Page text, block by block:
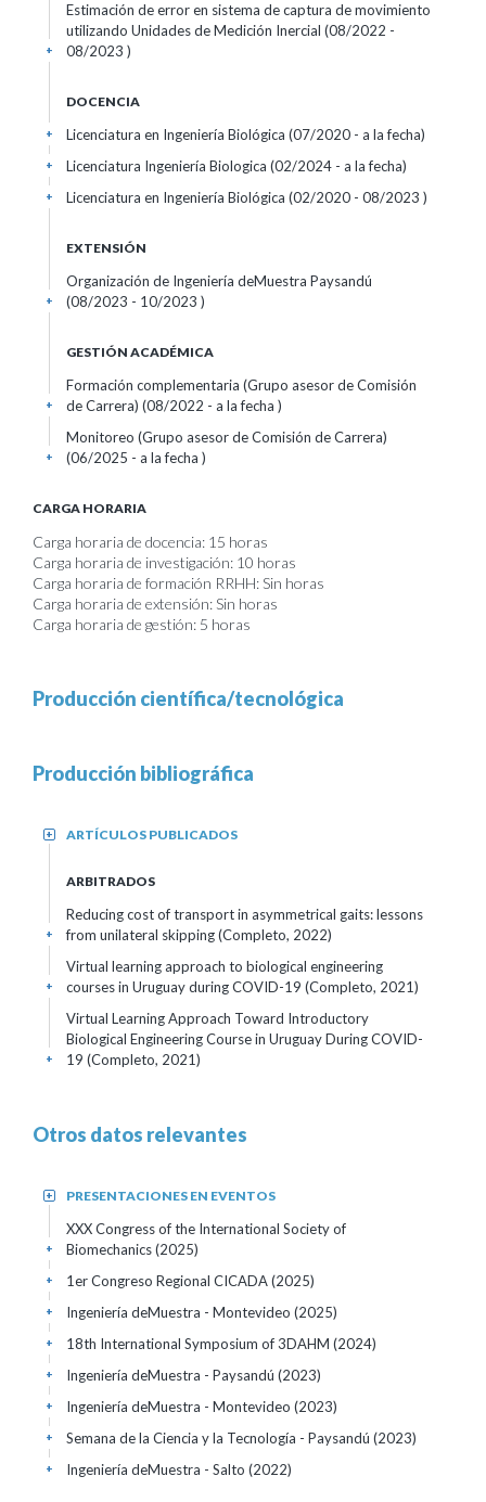
Estimación de error en sistema de captura de movimiento
utilizando Unidades de Medición Inercial (08/2022 -
08/2023 )
+
DOCENCIA
Licenciatura en Ingeniería Biológica (07/2020 - a la fecha)
+
Licenciatura Ingeniería Biologica (02/2024 - a la fecha)
+
Licenciatura en Ingeniería Biológica (02/2020 - 08/2023 )
+
EXTENSIÓN
Organización de Ingeniería deMuestra Paysandú
(08/2023 - 10/2023 )
+
GESTIÓN ACADÉMICA
Formación complementaria (Grupo asesor de Comisión
de Carrera) (08/2022 - a la fecha )
+
Monitoreo (Grupo asesor de Comisión de Carrera)
(06/2025 - a la fecha )
+
CARGA HORARIA
Carga horaria de docencia: 15 horas
Carga horaria de investigación: 10 horas
Carga horaria de formación RRHH: Sin horas
Carga horaria de extensión: Sin horas
Carga horaria de gestión: 5 horas
Producción científica/tecnológica
Producción bibliográfica
ARTÍCULOS PUBLICADOS
+
ARBITRADOS
Reducing cost of transport in asymmetrical gaits: lessons
from unilateral skipping (Completo, 2022)
+
Virtual learning approach to biological engineering
courses in Uruguay during COVID-19 (Completo, 2021)
+
Virtual Learning Approach Toward Introductory
Biological Engineering Course in Uruguay During COVID-
19 (Completo, 2021)
+
Otros datos relevantes
PRESENTACIONES EN EVENTOS
+
XXX Congress of the International Society of
Biomechanics(2025)
+
1er Congreso Regional CICADA(2025)
+
Ingeniería deMuestra - Montevideo (2025)
+
18th International Symposium of 3DAHM (2024)
+
Ingeniería deMuestra - Paysandú (2023)
+
Ingeniería deMuestra - Montevideo (2023)
+
Semana de la Ciencia y la Tecnología - Paysandú (2023)
+
Ingeniería deMuestra - Salto (2022)
+